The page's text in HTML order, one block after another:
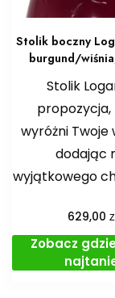
Stolik boczny
burgund/
Stolik
wyróżni Twoje
dodając
wyjątkowego
629,00
Zobacz